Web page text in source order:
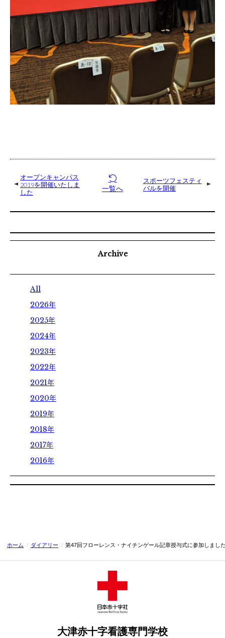
一覧へ
オープンキャンパス
2019を開催いたしま
した
スポーツフェスティ
バルを開催
Archive
All
2026年
2025年
2024年
2023年
2022年
2021年
2020年
2019年
2018年
2017年
2016年
ホーム / ダイアリー / 第47回フローレンス・ナイチンゲール記章授与式に参加しまし
大津赤十字看護専門学校